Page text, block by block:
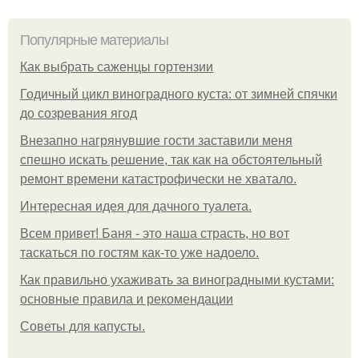
Популярные материалы
Как выбрать саженцы гортензии
Годичный цикл виноградного куста: от зимней спячки
до созревания ягод
Внезапно нагрянувшие гости заставили меня
спешно искать решение, так как на обстоятельный
ремонт времени катастрофически не хватало.
Интересная идея для дачного туалета.
Всем привет! Баня - это наша страсть, но вот
таскаться по гостям как-то уже надоело.
Как правильно ухаживать за виноградными кустами:
основные правила и рекомендации
Советы для капусты.